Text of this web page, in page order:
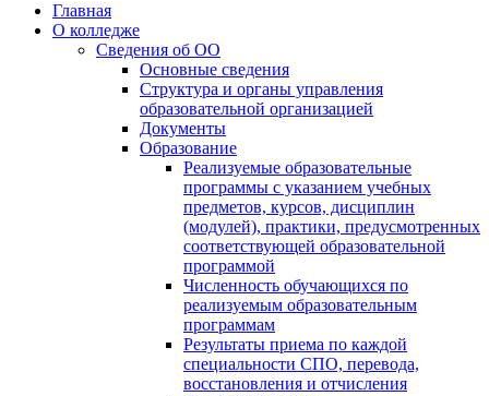
Главная
О колледже
Сведения об ОО
Основные сведения
Структура и органы управления
образовательной организацией
Документы
Образование
Реализуемые образовательные
программы с указанием учебных
предметов, курсов, дисциплин
(модулей), практики, предусмотренных
соответствующей образовательной
программой
Численность обучающихся по
реализуемым образовательным
программам
Результаты приема по каждой
специальности СПО, перевода,
восстановления и отчисления